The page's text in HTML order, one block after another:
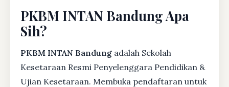
PKBM INTAN Bandung Apa
Sih?
PKBM INTAN Bandung adalah Sekolah
Kesetaraan Resmi Penyelenggara Pendidikan &
Ujian Kesetaraan. Membuka pendaftaran untuk